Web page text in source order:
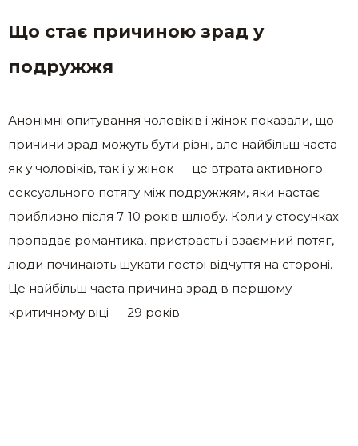
Що стає причиною зрад у
подружжя
Анонімні опитування чоловіків і жінок показали, що
причини зрад можуть бути різні, але найбільш часта
як у чоловіків, так і у жінок — це втрата активного
сексуального потягу між подружжям, яки настає
приблизно після 7-10 років шлюбу. Коли у стосунках
пропадає романтика, пристрасть і взаємний потяг,
люди починають шукати гострі відчуття на стороні.
Це найбільш часта причина зрад в першому
критичному віці — 29 років.